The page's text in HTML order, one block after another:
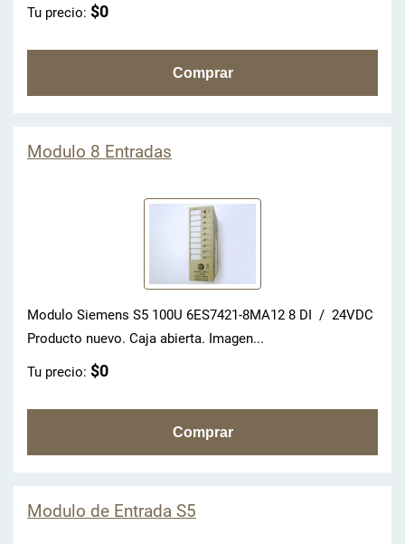
Tu precio: $0
Modulo 8 Entradas
Modulo Siemens S5 100U 6ES7421-8MA12 8 DI / 24VDC
Producto nuevo. Caja abierta. Imagen...
Tu precio: $0
Modulo de Entrada S5